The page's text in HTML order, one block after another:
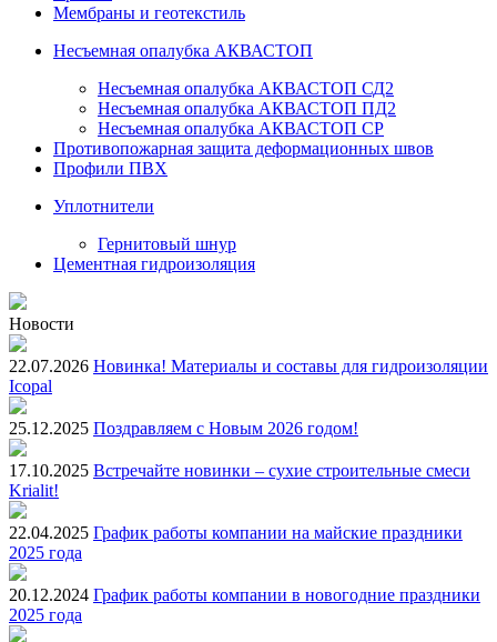
Мембраны и геотекстиль
Несъемная опалубка АКВАСТОП
Несъемная опалубка АКВАСТОП СД2
Несъемная опалубка АКВАСТОП ПД2
Несъемная опалубка АКВАСТОП СР
Противопожарная защита деформационных швов
Профили ПВХ
Уплотнители
Гернитовый шнур
Цементная гидроизоляция
Новости
22.07.2026 Новинка! Материалы и составы для гидроизоляции
Icopal
25.12.2025 Поздравляем с Новым 2026 годом!
17.10.2025 Встречайте новинки – сухие строительные смеси
Krialit!
22.04.2025 График работы компании на майские праздники
2025 года
20.12.2024 График работы компании в новогодние праздники
2025 года